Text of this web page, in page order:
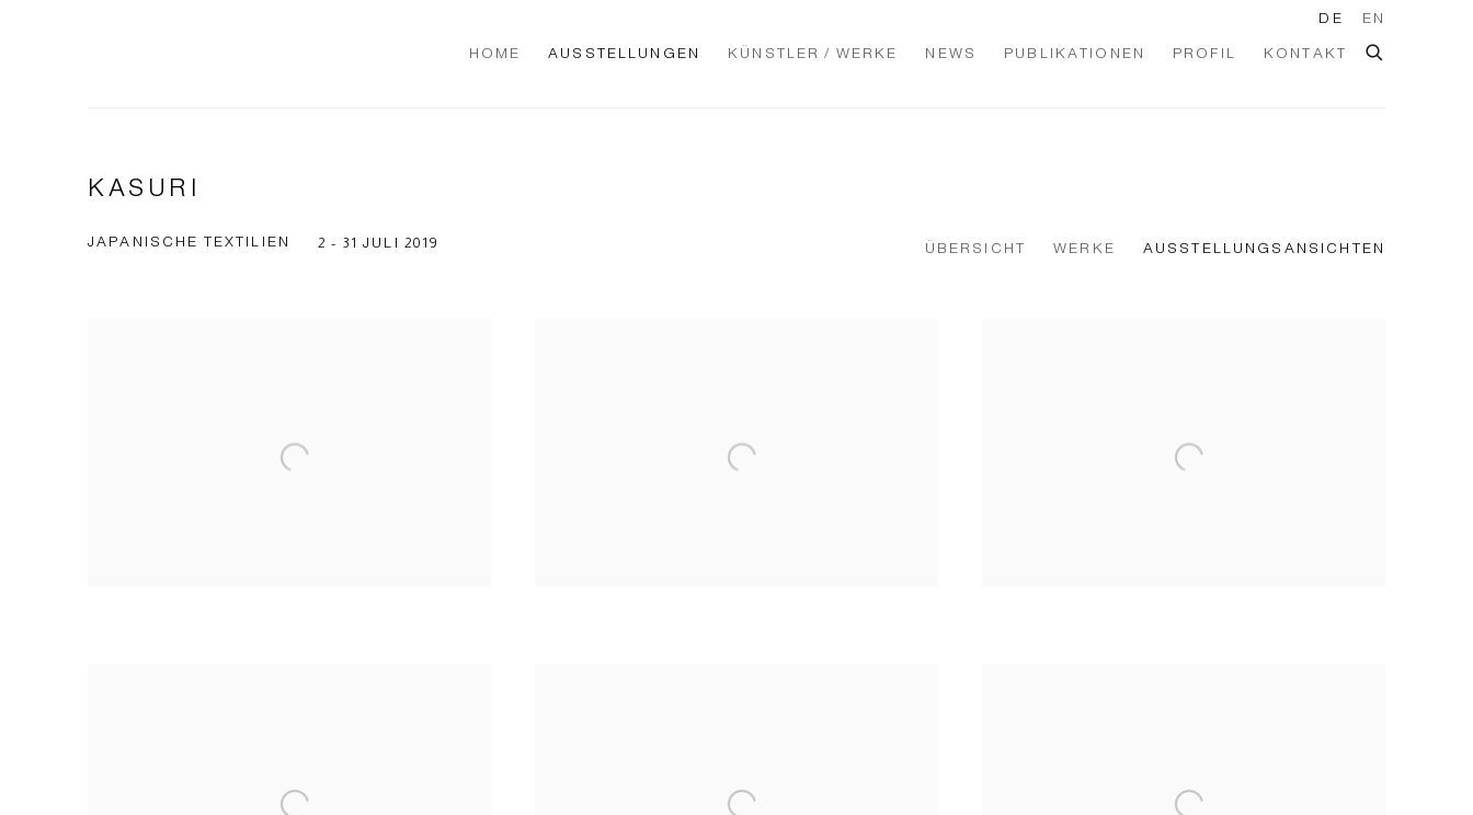
HOME AUSSTELLUNGEN KÜNSTLER / WERKE NEWS PUBLIKATIONEN PROFIL KONTAKT
DE EN
KASURI
JAPANISCHE TEXTILIEN 2 - 31 JULI 2019 ÜBERSICHT WERKE AUSSTELLUNGSANSICHTEN